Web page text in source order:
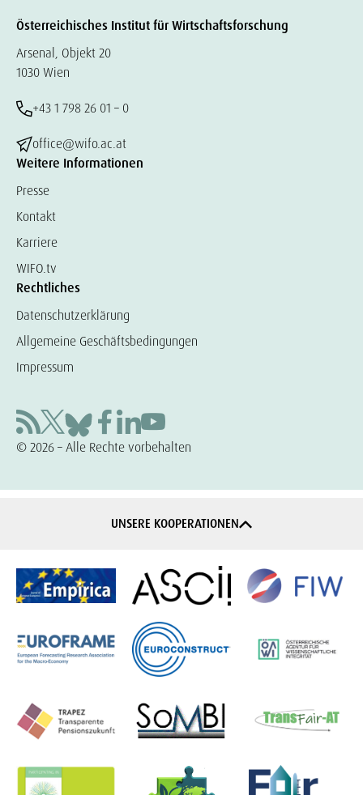
Österreichisches Institut für Wirtschaftsforschung
Arsenal, Objekt 20
1030 Wien
+43 1 798 26 01 – 0
office@wifo.ac.at
Weitere Informationen
Presse
Kontakt
Karriere
WIFO.tv
Rechtliches
Datenschutzerklärung
Allgemeine Geschäftsbedingungen
Impressum
© 2026 – Alle Rechte vorbehalten
UNSERE KOOPERATIONEN